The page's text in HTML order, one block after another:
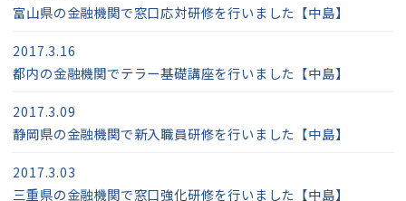
富山県の金融機関で窓口応対研修を行いました【中島】
都内の金融機関でテラー基礎講座を行いました【中島】
2017.3.16
静岡県の金融機関で新入職員研修を行いました【中島】
2017.3.09
三重県の金融機関で窓口強化研修を行いました【中島】
2017.3.03